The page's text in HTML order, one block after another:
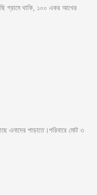
গ্রামে থাকি, ১০০ একর আখের
এনাদের পাড়াতে।পরিবারে মোট ৩